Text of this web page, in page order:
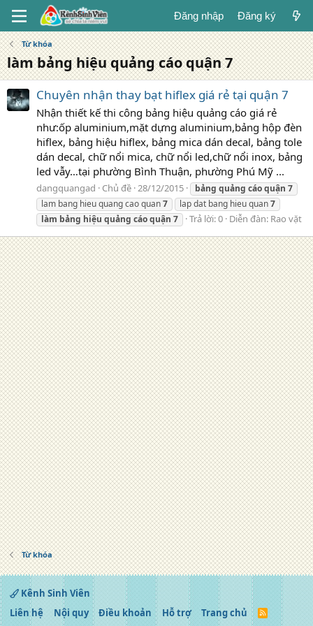
Đăng nhập Đăng ký
Từ khóa
làm bảng hiệu quảng cáo quận 7
Chuyên nhận thay bạt hiflex giá rẻ tại quận 7
Nhận thiết kế thi công bảng hiệu quảng cáo giá rẻ
như:ốp aluminium,mặt dựng aluminium,bảng hộp đèn
hiflex, bảng hiệu hiflex, bảng mica dán decal, bảng tole
dán decal, chữ nổi mica, chữ nổi led,chữ nổi inox, bảng
led vẫy…tại phường Bình Thuận, phường Phú Mỹ ...
dangquangad Chủ đề 28/12/2015 bảng quảng cáoquận 7
lam bang hieu quang cao quan7 lap dat bang hieu quan7
làm bảng hiệu quảng cáoquận 7 Trả lời: 0 Diễn đàn: Rao vặt
Từ khóa
Kênh Sinh Viên
Liên hệ
Nội quy Điều khoản Hỗ trợ Trang chủ
R